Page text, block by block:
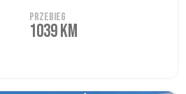
PRZEBIEG
1039 KM